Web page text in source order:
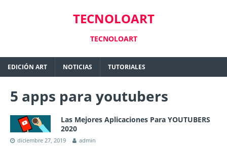
TECNOLOART
TECNOLOART
EDICIÓN ART NOTICIAS TUTORIALES
5 apps para youtubers
Las Mejores Aplicaciones Para YOUTUBERS
2020
diciembre 27, 2019 admin